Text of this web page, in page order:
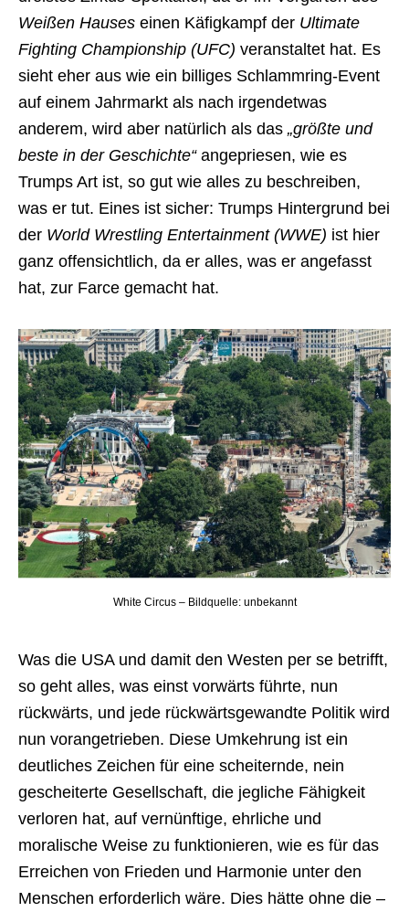
Weißen Hauses einen Käfigkampf der Ultimate
Fighting Championship (UFC) veranstaltet hat. Es
sieht eher aus wie ein billiges Schlammring-Event
auf einem Jahrmarkt als nach irgendetwas
anderem, wird aber natürlich als das „größte und
beste in der Geschichte“angepriesen, wie es
Trumps Art ist, so gut wie alles zu beschreiben,
was er tut. Eines ist sicher: Trumps Hintergrund bei
der World Wrestling Entertainment (WWE) ist hier
ganz offensichtlich, da er alles, was er angefasst
hat, zur Farce gemacht hat.
White Circus – Bildquelle: unbekannt
Was die USA und damit den Westen per se betrifft,
so geht alles, was einst vorwärts führte, nun
rückwärts, und jede rückwärtsgewandte Politik wird
nun vorangetrieben. Diese Umkehrung ist ein
deutliches Zeichen für eine scheiternde, nein
gescheiterte Gesellschaft, die jegliche Fähigkeit
verloren hat, auf vernünftige, ehrliche und
moralische Weise zu funktionieren, wie es für das
Erreichen von Frieden und Harmonie unter den
Menschen erforderlich wäre. Dies hätte ohne die –